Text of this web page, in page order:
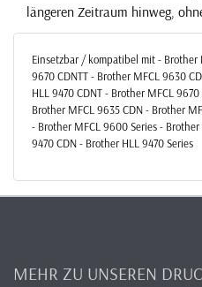
längeren Zeitraum hinweg,
Einsetzbar / kompatibel mit - Brother
9670 CDNTT - Brother MFCL 9630
HLL 9470 CDNT - Brother MFCL
Brother MFCL 9635 CDN - Brother
- Brother MFCL 9600 Series - Brother
9470 CDN - Brother HLL 9470 Series
MEHR ZU UNSEREN